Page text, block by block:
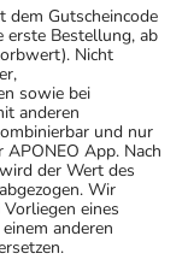
dem Gutscheincode
erste Bestellung, ab
Nicht
sowie bei
anderen
und nur
App. Nach
der Wert des
Wir
eines
anderen